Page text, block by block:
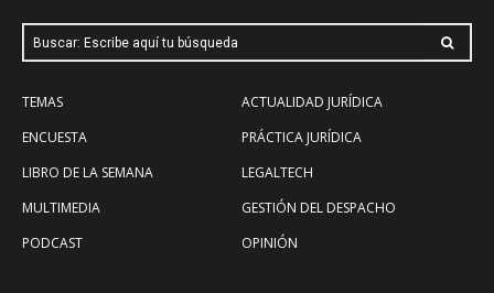
Buscar: Escribe aquí tu búsqueda
TEMAS
ENCUESTA
LIBRO DE LA SEMANA
MULTIMEDIA
PODCAST
ACTUALIDAD JURÍDICA
PRÁCTICA JURÍDICA
LEGALTECH
GESTIÓN DEL DESPACHO
OPINIÓN